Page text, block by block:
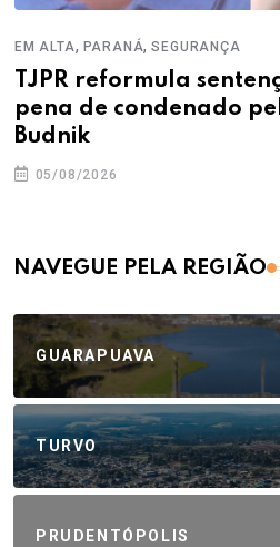
EM ALTA, PARANÁ, SEGURANÇA
TJPR reformula
pena de condenado
Budnik
05/08/2026
NAVEGUE PELA REGIÃO
GUARAPUAVA
TURVO
PRUDENTÓPOLIS